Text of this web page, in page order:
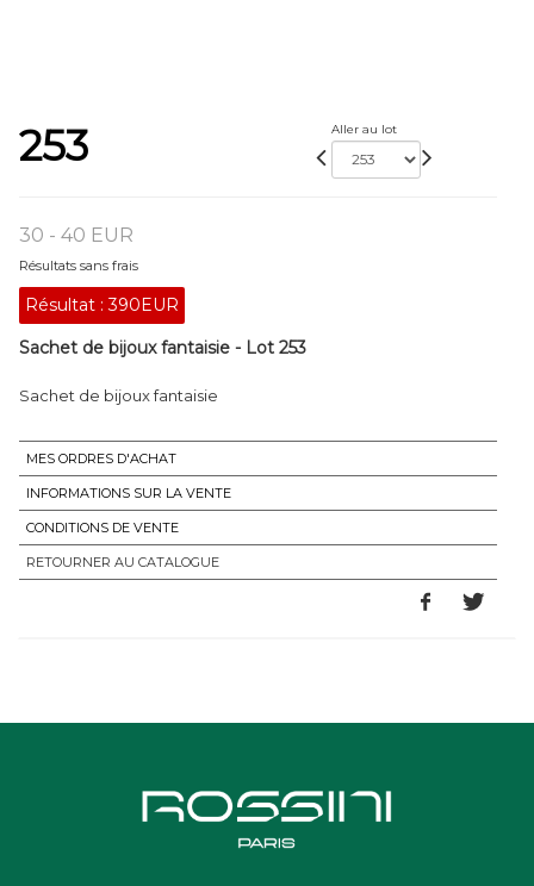
253 Aller au lot
30 - 40 EUR
Résultats sans frais
Résultat :390EUR
Sachet de bijoux fantaisie - Lot 253
Sachet de bijoux fantaisie
MES ORDRES D'ACHAT
INFORMATIONS SUR LA VENTE
CONDITIONS DE VENTE
RETOURNER AU CATALOGUE